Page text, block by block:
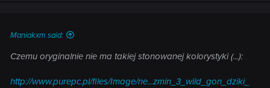
Maniakxm said:
Czemu oryginalnie nie ma takiej stonowanej kolorystyki (...):
http://www.purepc.pl/files/Image/ne...zmin_3_wild_gon_dziki_